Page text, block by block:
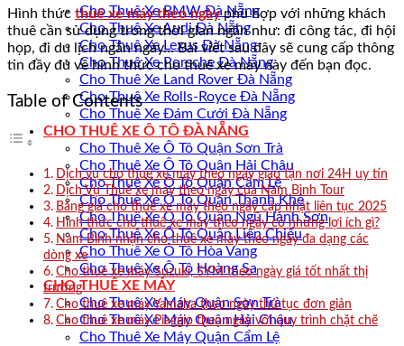
Cho Thuê Xe BMW Đà Nẵng
Cho Thuê Xe Audi Đà Nẵng
Cho Thuê Xe Lexus Đà Nẵng
Cho Thuê Xe Porsche Đà Nẵng
Cho Thuê Xe Land Rover Đà Nẵng
Cho Thuê Xe Rolls-Royce Đà Nẵng
Cho Thuê Xe Đám Cưới Đà Nẵng
CHO THUÊ XE Ô TÔ ĐÀ NẴNG
Cho Thuê Xe Ô Tô Quận Sơn Trà
Cho Thuê Xe Ô Tô Quận Hải Châu
Cho Thuê Xe Ô Tô Quận Cẩm Lệ
Cho Thuê Xe Ô Tô Quận Thanh Khê
Cho Thuê Xe Ô Tô Quận Ngũ Hành Sơn
Cho Thuê Xe Ô Tô Quận Liên Chiểu
Cho Thuê Xe Ô Tô Hòa Vang
Cho Thuê Xe Ô Tô Hoàng Sa
CHO THUÊ XE MÁY
Cho Thuê Xe Máy Quận Sơn Trà
Cho Thuê Xe Máy Quận Hải Châu
Cho Thuê Xe Máy Quận Cẩm Lệ
Hình thức thuê xe máy theo ngàyphù hợp với những khách
thuê cần sử dụng trong thời gian ngắn như: đi công tác, đi hội
họp, đi du lịch ngắn ngày… Bài viết sau đây sẽ cung cấp thông
tin đầy đủ về hình thức cho thuê xe máy này đến bạn đọc.
Table of Contents
Dịch vụ cho thuê xe máy theo ngày giao tận nơi 24H uy tín
Dịch Vụ Thuê xe máy theo ngày của Nam Bình Tour
Bảng giá cho thuê xe máy theo ngày cập nhật liên tục 2025
Hình thức cho thuê xe máy theo ngày có những lợi ích gì?
Nam Bình nhận cho thuê xe máy theo ngày đa dạng các
dòng xe
Cho thuê xe máy Suzuki, SYM theo ngày giá tốt nhất thị
trường
Cho thuê xe máy Yamaha theo ngày thủ tục đơn giản
Cho thuê xe máy Piaggio theo ngày với quy trình chặt chẽ